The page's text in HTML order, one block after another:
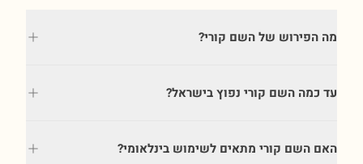
מה הפירוש של השם קורי?
עד כמה השם קורי נפוץ בישראל?
האם השם קורי מתאים לשימוש בינלאומי?